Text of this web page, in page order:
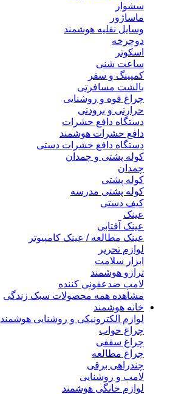
سشوار
ماساژور
وسایل نقلیه هوشمند
دوچرخه
اسکوتر
ساعت شنی
کمپینگ و سفر
بالشت مسافرتی
چراغ قوه و روشنایی
حرارتی و برودتی
دستگاه دافع حشرات
دافع حشرات هوشمند
دستگاه دافع حشرات دستی
کوله پشتی و چمدان
چمدان
کوله پشتی
کوله پشتی مدرسه
کیف دستی
عینک
عینک آفتابی
عینک مطالعه / عینک کامپیوتر
لوازم تحریر
ابزار سلامت
ترازو هوشمند
لامپ ضدعفونی کننده
مشاهده همه محصولات سبک زندگی
خانه هوشمند
لوازم الکترونیکی و روشنایی هوشمند
چراغ خواب
چراغ سقفی
چراغ مطالعه
چندراهی برقی
لامپ و روشنایی
لوازم خانگی هوشمند